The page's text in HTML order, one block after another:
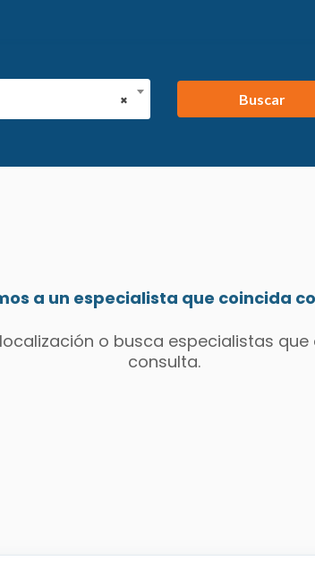
×
Buscar
a un especialista que coincida
o busca especialistas que
consulta.